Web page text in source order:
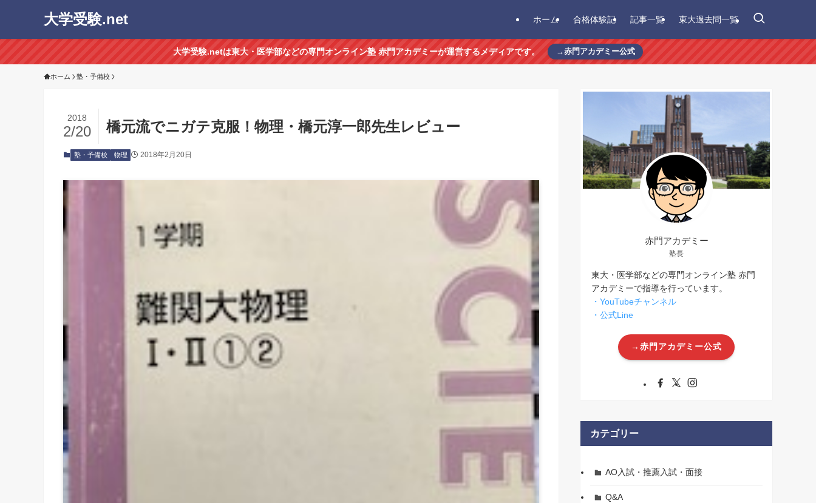
大学受験.net ホーム 合格体験記 記事一覧 東大過去問一覧
大学受験.netは東大・医学部などの専門オンライン塾 赤門アカデミーが運営するメディアです。 →赤門アカデミー公式
ホーム 塾・予備校
橋元流でニガテ克服！物理・橋元淳一郎先生レビュー
2018
2/20
塾・予備校 物理 2018年2月20日
赤門アカデミー
塾長
東大・医学部などの専門オンライン塾 赤門
アカデミーで指導を行っています。
・YouTubeチャンネル
・公式Line
→赤門アカデミー公式
カテゴリー
AO入試・推薦入試・面接
Q&A